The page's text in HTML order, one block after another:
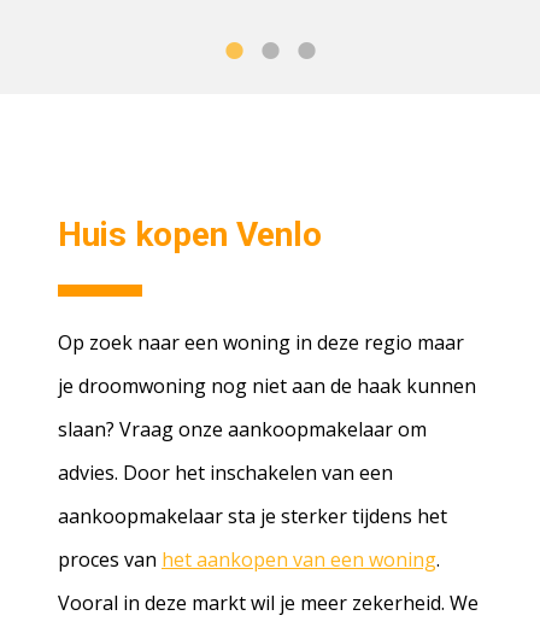
Huis kopen Venlo
Op zoek naar een woning in deze regio maar
je droomwoning nog niet aan de haak kunnen
slaan? Vraag onze aankoopmakelaar om
advies. Door het inschakelen van een
aankoopmakelaar sta je sterker tijdens het
proces van het aankopen van een woning.
Vooral in deze markt wil je meer zekerheid. We